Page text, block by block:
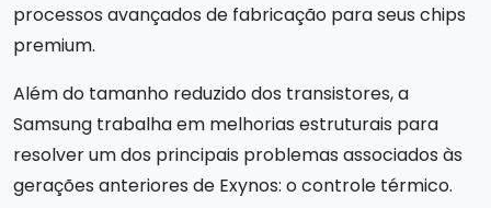
processos avançados de fabricação para seus chips
premium.
Além do tamanho reduzido dos transistores, a
Samsung trabalha em melhorias estruturais para
resolver um dos principais problemas associados às
gerações anteriores de Exynos: o controle térmico.